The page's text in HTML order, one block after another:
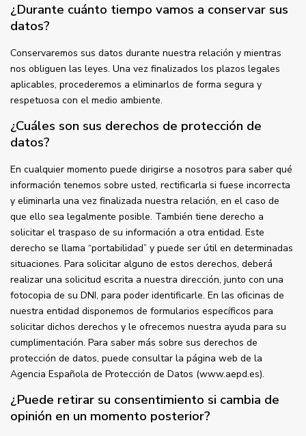
¿Durante cuánto tiempo vamos a conservar sus
datos?
Conservaremos sus datos durante nuestra relación y mientras
nos obliguen las leyes. Una vez finalizados los plazos legales
aplicables, procederemos a eliminarlos de forma segura y
respetuosa con el medio ambiente.
¿Cuáles son sus derechos de protección de
datos?
En cualquier momento puede dirigirse a nosotros para saber qué
información tenemos sobre usted, rectificarla si fuese incorrecta
y eliminarla una vez finalizada nuestra relación, en el caso de
que ello sea legalmente posible. También tiene derecho a
solicitar el traspaso de su información a otra entidad. Este
derecho se llama “portabilidad” y puede ser útil en determinadas
situaciones. Para solicitar alguno de estos derechos, deberá
realizar una solicitud escrita a nuestra dirección, junto con una
fotocopia de su DNI, para poder identificarle. En las oficinas de
nuestra entidad disponemos de formularios específicos para
solicitar dichos derechos y le ofrecemos nuestra ayuda para su
cumplimentación. Para saber más sobre sus derechos de
protección de datos, puede consultar la página web de la
Agencia Española de Protección de Datos (www.aepd.es).
¿Puede retirar su consentimiento si cambia de
opinión en un momento posterior?